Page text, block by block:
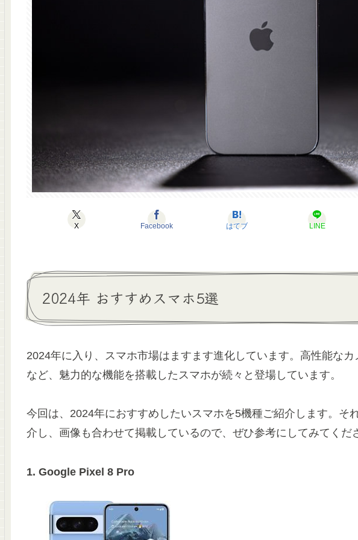
X Facebook はてブ LINE
2024年 おすすめスマホ5選
2024年に入り、スマホ市場はますます進化しています。高性能な
など、魅力的な機能を搭載したスマホが続々と登場しています。
今回は、2024年におすすめしたいスマホを5機種ご紹介します。そ
介し、画像も合わせて掲載しているので、ぜひ参考にしてみてくだ
1. Google Pixel 8 Pro